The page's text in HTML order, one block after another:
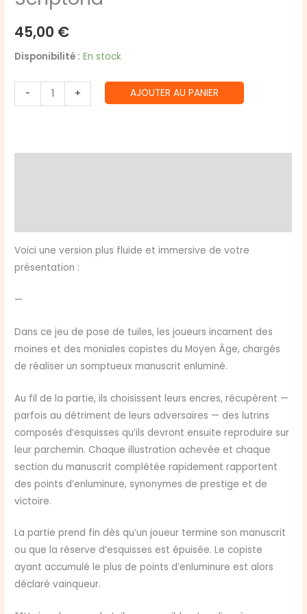
45,00 €
Disponibilité : En stock
-
quantité
de
+ AJOUTER AU PANIER
Voici une version plus fluide et immersive de votre
présentation :
—
Dans ce jeu de pose de tuiles, les joueurs incarnent des
moines et des moniales copistes du Moyen Âge, chargés
de réaliser un somptueux manuscrit enluminé.
Au fil de la partie, ils choisissent leurs encres, récupèrent —
parfois au détriment de leurs adversaires — des lutrins
composés d’esquisses qu’ils devront ensuite reproduire sur
leur parchemin. Chaque illustration achevée et chaque
section du manuscrit complétée rapidement rapportent
des points d’enluminure, synonymes de prestige et de
victoire.
La partie prend fin dès qu’un joueur termine son manuscrit
ou que la réserve d’esquisses est épuisée. Le copiste
ayant accumulé le plus de points d’enluminure est alors
déclaré vainqueur.